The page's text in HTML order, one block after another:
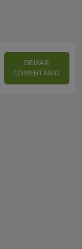
DEIXAR
COMENTÁRIO